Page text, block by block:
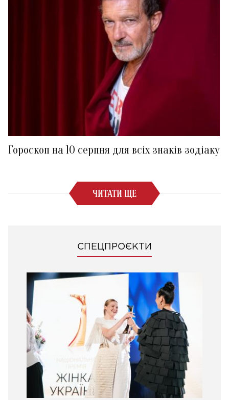
Гороскоп на 10 серпня для всіх знаків зодіаку
ЧИТАТИ ЩЕ
СПЕЦПРОЄКТИ